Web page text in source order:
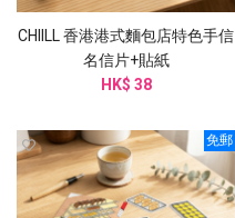
CHIILL 香港港式麵包店特色手信
名信片+貼紙
HK$ 38
免郵